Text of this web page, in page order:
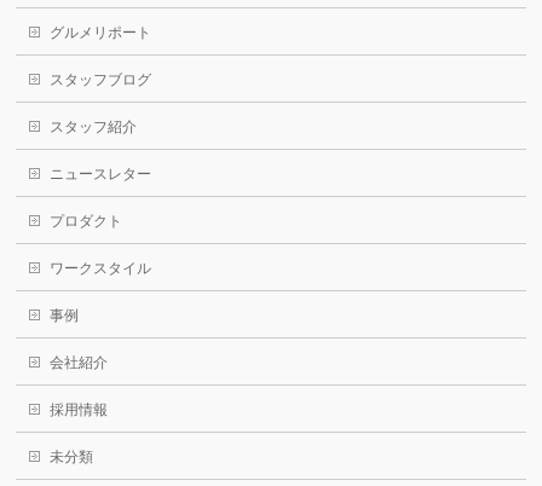
グルメリポート
スタッフブログ
スタッフ紹介
ニュースレター
プロダクト
ワークスタイル
事例
会社紹介
採用情報
未分類